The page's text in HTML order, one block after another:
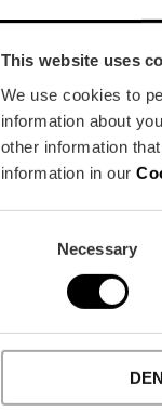
This website uses
We use cookies to
information about
other information
information in our
Necessary
46021 València